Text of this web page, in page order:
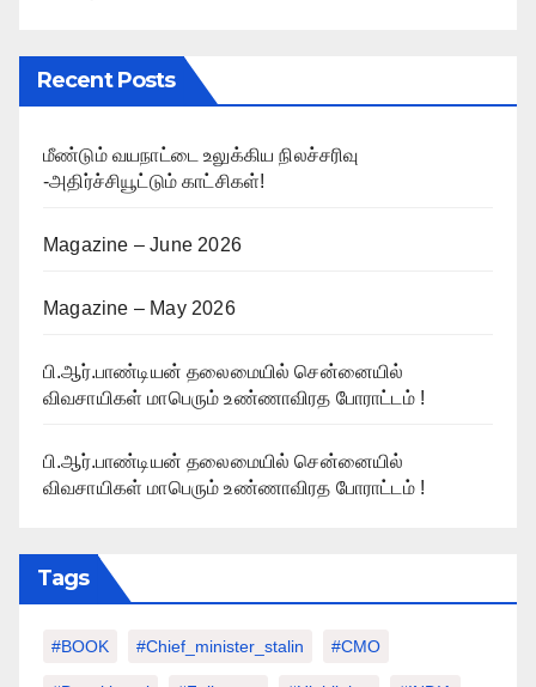
Recent Posts
மீண்டும் வயநாட்டை உலுக்கிய நிலச்சரிவு
-அதிர்ச்சியூட்டும் காட்சிகள்!
Magazine – June 2026
Magazine – May 2026
பி.ஆர்.பாண்டியன் தலைமையில் சென்னையில்
விவசாயிகள் மாபெரும் உண்ணாவிரத போராட்டம் !
பி.ஆர்.பாண்டியன் தலைமையில் சென்னையில்
விவசாயிகள் மாபெரும் உண்ணாவிரத போராட்டம் !
Tags
#BOOK #chief_minister_stalin #CMO